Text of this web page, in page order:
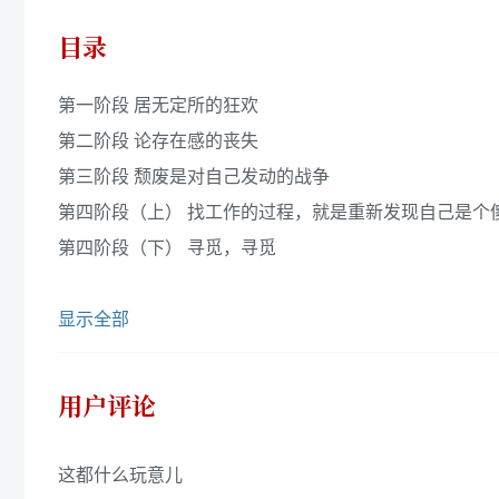
目录
第一阶段 居无定所的狂欢
第二阶段 论存在感的丧失
第三阶段 颓废是对自己发动的战争
第四阶段（上） 找工作的过程，就是重新发现自己是个
第四阶段（下） 寻觅，寻觅
显示全部
用户评论
这都什么玩意儿